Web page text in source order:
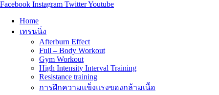
Facebook Instagram TwitterYoutube
Home
เทรนนิ่ง
Afterburn Effect
Full – Body Workout
Gym Workout
High Intensity Interval Training
Resistance training
การฝึกความแข็งแรงของกล้ามเนื้อ